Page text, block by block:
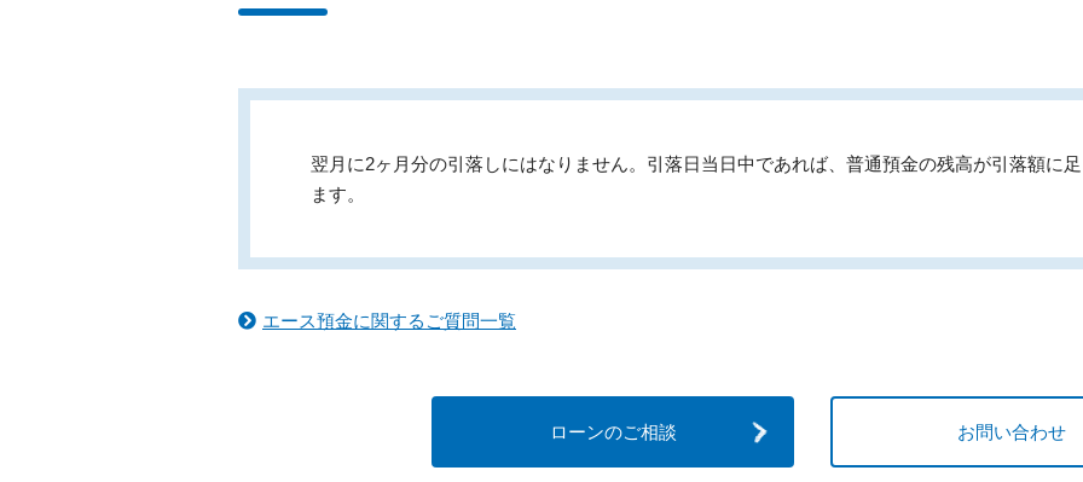
翌月に2ヶ月分の引落しにはなりません。引落日当日中であれば、普通預金の残高が引落額に
ます。
エース預金に関するご質問一覧
ローンのご相談 お問い合わせ